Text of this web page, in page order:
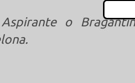
o